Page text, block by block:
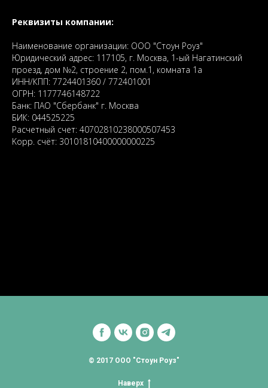
Реквизиты компании:
Наименование организации: ООО "Стоун Роуз"
Юридический адрес: 117105, г. Москва, 1-ый Нагатинский
проезд, дом №2, строение 2, пом.1, комната 1а
ИНН/КПП: 7724401360 / 772401001
ОГРН: 1177746148722
Банк: ПАО "Сбербанк" г. Москва
БИК: 044525225
Расчетный счет: 40702810238000507453
Kорр. счёт: 30101810400000000225
© 2017 ООО "Стоун Роуз"
Наверх